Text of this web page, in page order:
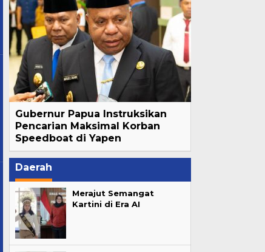
Gubernur Papua Instruksikan
Pencarian Maksimal Korban
Speedboat di Yapen
Daerah
Merajut Semangat
Kartini di Era AI